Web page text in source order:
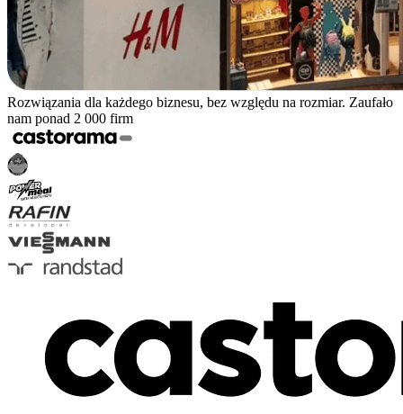
Rozwiązania dla każdego biznesu, bez względu na rozmiar. Zaufało
nam ponad 2 000 firm